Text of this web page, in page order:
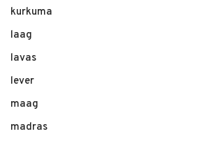
kurkuma
laag
lavas
lever
maag
madras